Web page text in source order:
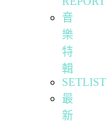
音
樂
特
輯
SETLIST
最
新